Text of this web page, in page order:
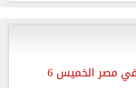
سعر الذهب اليوم في مصر الخميس 6